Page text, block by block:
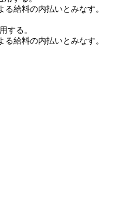
給料の内払いとみなす。
する。
給料の内払いとみなす。